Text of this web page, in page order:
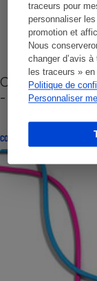
traceurs pour
personnaliser
promotion et
Nous
changer d’avis
les traceurs »
Politique de
Personnaliser
Cafetière à
- Premières
CONSEILS